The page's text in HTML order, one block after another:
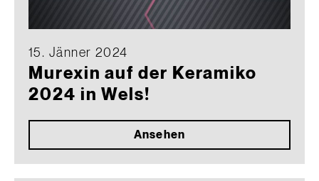
15. Jänner 2024
Murexin auf der Keramiko
2024 in Wels!
Ansehen